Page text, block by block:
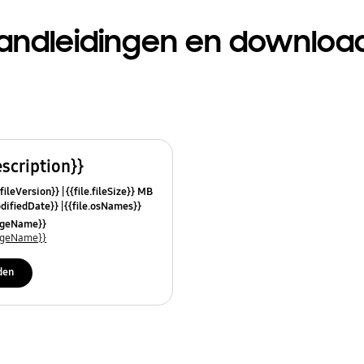
en
{{file.fileSize}} MB
{{file.osNames}}